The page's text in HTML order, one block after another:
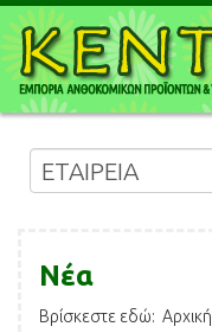
Νέα
Βρίσκεστε εδώ: Αρχική